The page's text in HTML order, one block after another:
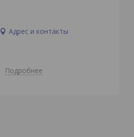
Адрес и контакты
Подробнее